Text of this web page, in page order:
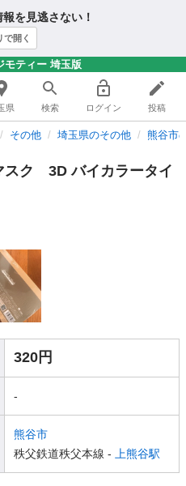
を見逃さない！
で開く
モティー 埼玉版
県 検索 ログイン 投稿
その他 埼玉県のその他 熊谷市
ク 3D バイカラータイ
320円
-
熊谷市
秩父鉄道秩父本線 -
上熊谷駅